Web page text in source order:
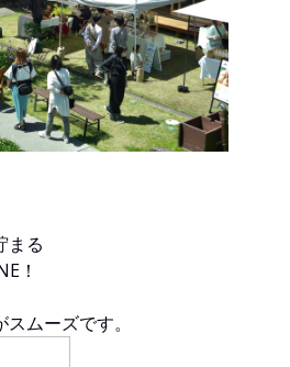
まる
！
ムーズです。